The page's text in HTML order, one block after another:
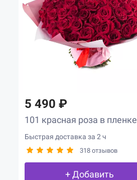
5 490 ₽
101 красная роза в пленке
Быстрая доставка за 2 ч
318 отзывов
+ Добавить